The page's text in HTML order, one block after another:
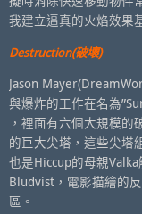
我建立逼真的火焰效果
Destruction(破壞)
Jason
與爆炸的工作在名為
，裡面有六個大規模
的巨大尖塔，這些尖塔
也是Hiccup的母親
Bludvist，電影描繪的
區。